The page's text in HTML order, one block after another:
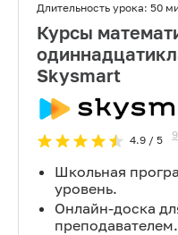
Длительность урока: 50
Курсы
Skysmart
4.9/ 5
Школьная
уровень.
Онлайн-доска
преподавателем.